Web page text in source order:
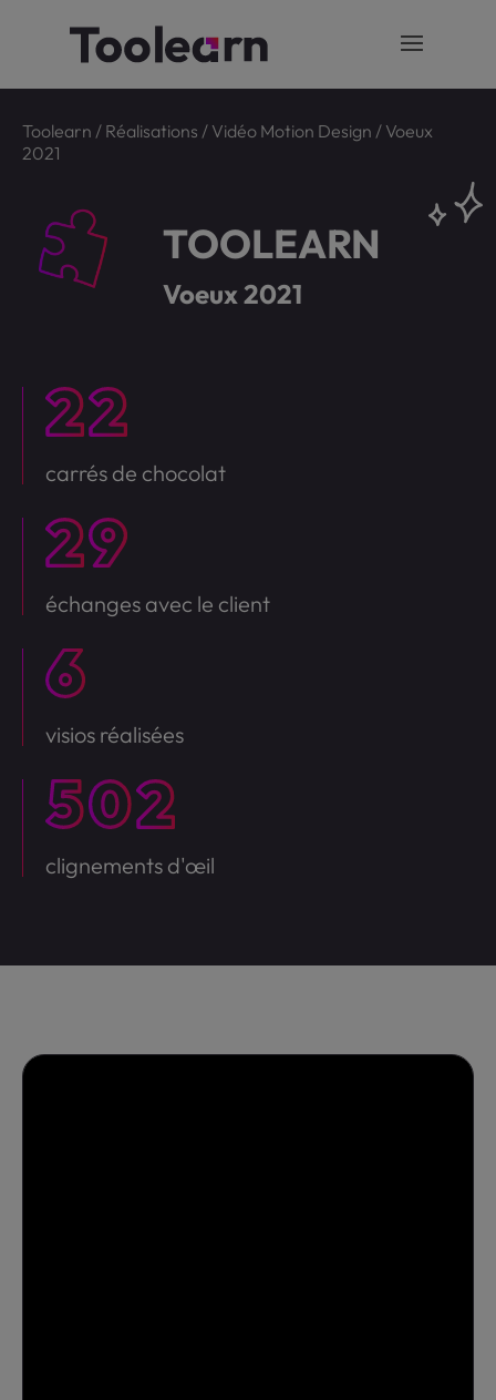
Toolearn / Réalisations / Vidéo Motion Design / Voeux
2021
TOOLEARN
Voeux 2021
carrés de chocolat
échanges avec le client
visios réalisées
clignements d'œil